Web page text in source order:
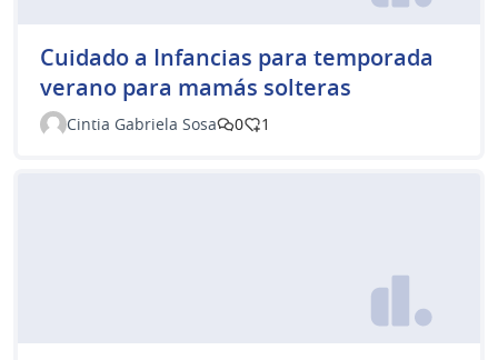
Cuidado a Infancias para temporada
verano para mamás solteras
Cintia Gabriela Sosa 0 1